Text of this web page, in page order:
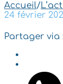
Accueil/
24 février
Partager via